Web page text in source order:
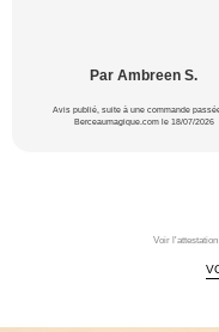
Par Ambreen S.
Avis publié, suite à une commande
Berceaumagique.com le 18/07/2026
Voir